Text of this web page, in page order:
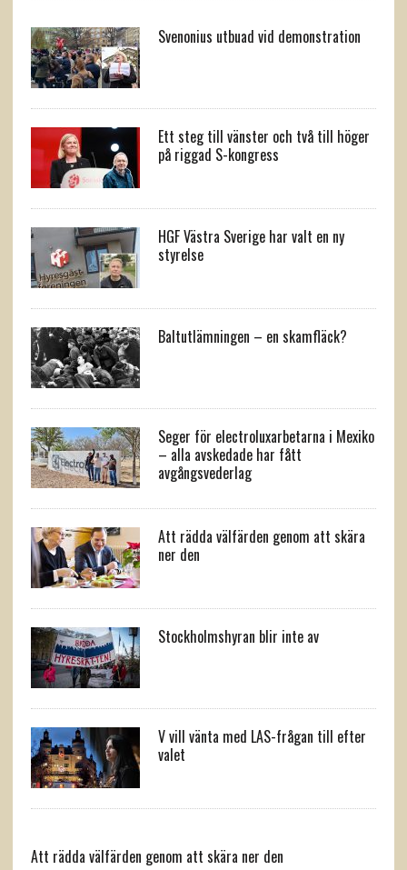
Svenonius utbuad vid demonstration
Ett steg till vänster och två till höger
på riggad S-kongress
HGF Västra Sverige har valt en ny
styrelse
Baltutlämningen – en skamfläck?
Seger för electroluxarbetarna i Mexiko
– alla avskedade har fått
avgångsvederlag
Att rädda välfärden genom att skära
ner den
Stockholmshyran blir inte av
V vill vänta med LAS-frågan till efter
valet
Att rädda välfärden genom att skära ner den